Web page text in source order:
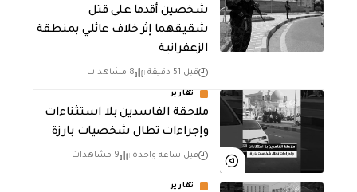
شخصين أقدما على قتل
شقيقهما إثر خلاف عائلي بمنطقة
الزعفرانية
قبل 51 دقيقة 8 مشاهدات
تقارير
ملاحقة الفاسدين بلا استثناءات
وإجراءات تطال شخصيات بارزة
قبل ساعة واحدة 9 مشاهدات
تقارير